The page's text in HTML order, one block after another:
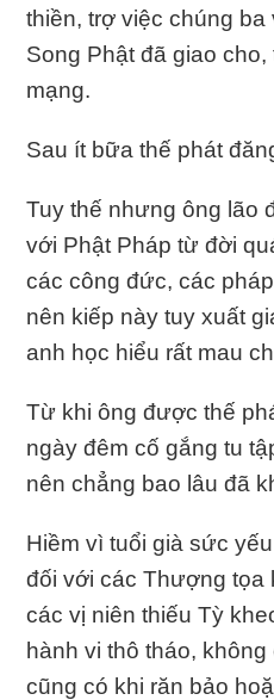
thiền, trợ việc chúng
Song Phật đã giao cho,
mạng.
Sau ít bữa thế phát
Tuy thế nhưng ông lão
với Phật Pháp từ đời
các công đức, các
nên kiếp này tuy xuất
anh học hiểu rất mau
Từ khi ông được thế
ngày đêm cố gắng tu
nên chẳng bao lâu đã
Hiềm vì tuổi già sức
đối với các Thượng tọa
các vị niên thiếu Tỳ
hành vi thô tháo,
cũng có khi răn bảo